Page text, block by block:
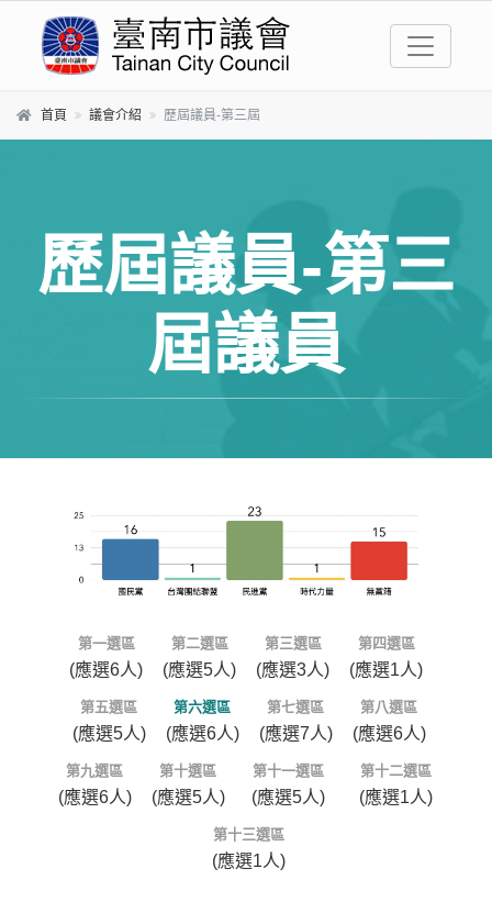
跳到主要內容區塊
首頁 議會介紹 歷屆議員-第三屆
歷屆議員-第三
屆議員
第一選區
(應選6人)
第二選區
(應選5人)
第三選區
(應選3人)
第四選區
(應選1人)
第五選區
(應選5人)
第六選區
(應選6人)
第七選區
(應選7人)
第八選區
(應選6人)
第九選區
(應選6人)
第十選區
(應選5人)
第十一選區
(應選5人)
第十二選區
(應選1人)
第十三選區
(應選1人)